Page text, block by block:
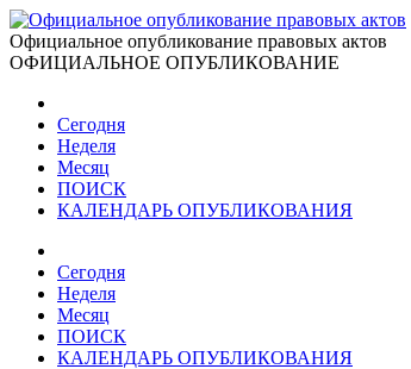
Официальное опубликование правовых актов
ОФИЦИАЛЬНОЕ ОПУБЛИКОВАНИЕ
Сегодня
Неделя
Месяц
ПОИСК
КАЛЕНДАРЬ ОПУБЛИКОВАНИЯ
Сегодня
Неделя
Месяц
ПОИСК
КАЛЕНДАРЬ ОПУБЛИКОВАНИЯ